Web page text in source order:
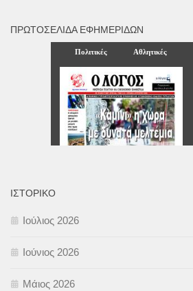
ΠΡΩΤΟΣΈΛΙΔΑ ΕΦΗΜΕΡΊΔΩΝ
ΙΣΤΟΡΙΚΌ
Ιούλιος 2026
Ιούνιος 2026
Μάιος 2026